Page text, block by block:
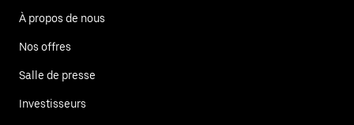
À propos de nous
Nos offres
Salle de presse
Investisseurs